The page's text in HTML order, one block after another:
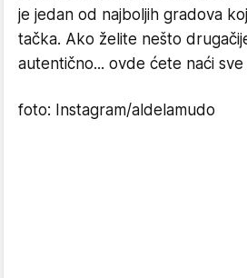
je jedan od najboljih gradova
tačka. Ako želite nešto
autentično... ovde ćete naći
foto: Instagram/aldelamudo